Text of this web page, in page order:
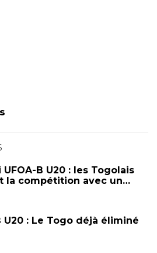
UFOA-B U20 : les Togolais
la compétition avec un…
U20 : Le Togo déjà éliminé